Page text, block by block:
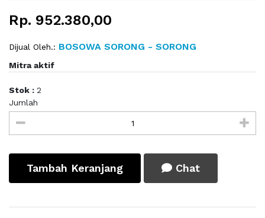
Rp. 952.380,00
Dijual Oleh.: BOSOWA SORONG - SORONG
Mitra aktif
Stok : 2
Jumlah
Tambah Keranjang Chat